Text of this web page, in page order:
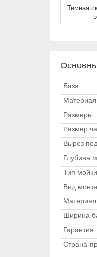
Темная
База
Размеры
Размер
Вырез
Глубина
Тип мойки
Вид
Материал
Ширина
Гарантия
Страна-